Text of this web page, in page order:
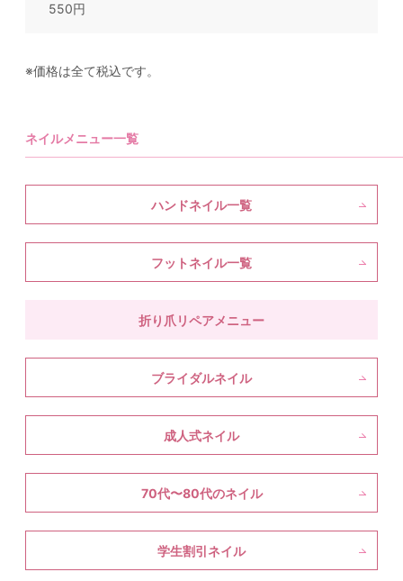
550円
※価格は全て税込です。
ネイルメニュー一覧
ハンドネイル一覧
フットネイル一覧
折り爪リペアメニュー
ブライダルネイル
成人式ネイル
70代〜80代のネイル
学生割引ネイル